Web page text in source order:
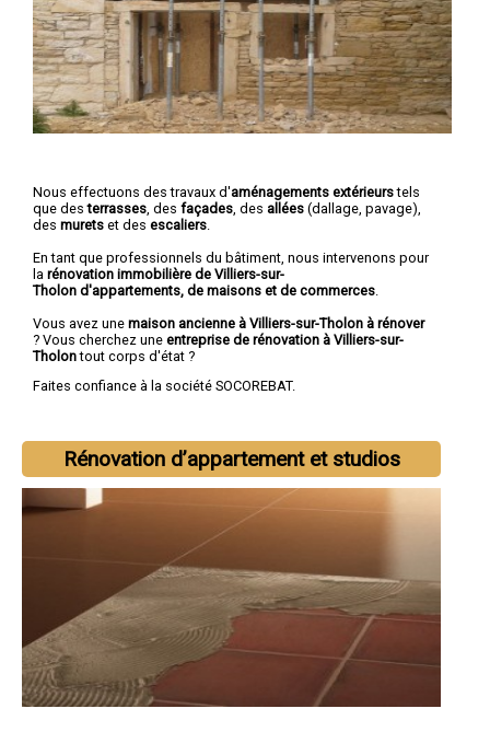
Nous effectuons des travaux d'aménagements extérieurstels
que desterrasses , des façades , des allées (dallage, pavage),
des murets et des escaliers
En tant que professionnels du bâtiment, nous intervenons pour
la rénovation immobilière de Villiers-sur-
Tholon d'appartements, de maisons et de commerces
Vous avez une maison ancienne à Villiers-sur-Tholon à rénover
? Vous cherchez une entreprise de rénovation à Villiers-sur-
Tholontout corps d'état ?
Faites confiance à la société SOCOREBAT.
Rénovation d’appartement et studios